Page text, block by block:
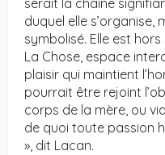
serait la chaîne
duquel elle s’organise,
symbolisé. Elle est
La Chose, espace
plaisir qui maintient
pourrait être rejoint
corps de la mère, ou
de quoi toute passion
», dit Lacan.